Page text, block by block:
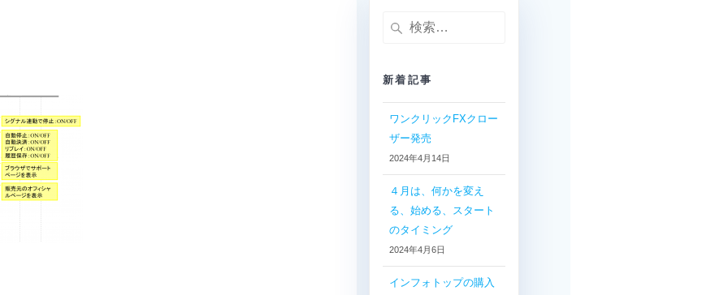
検
新着記事
ワンクリックFXクロー
ザー発売
2024年4月14日
４月は、何かを変え
る、始める、スタート
のタイミング
2024年4月6日
インフォトップの購入